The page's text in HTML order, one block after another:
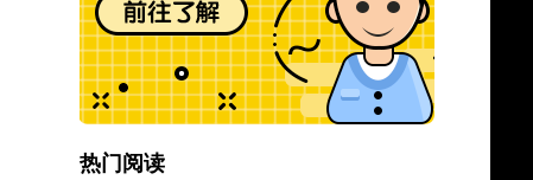
热门阅读